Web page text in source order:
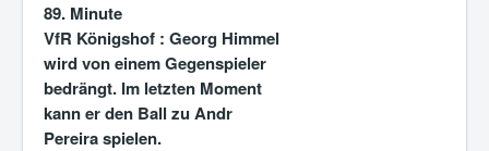
89. Minute
VfR Königshof : Georg Himmel
wird von einem Gegenspieler
bedrängt. Im letzten Moment
kann er den Ball zu Andr
Pereira spielen.